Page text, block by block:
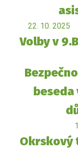
22. 10. 2025
Volby v 9.B
Okrskový